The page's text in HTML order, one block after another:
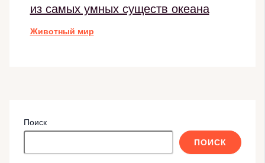
из самых умных существ океана
Животный мир
Поиск
ПОИСК